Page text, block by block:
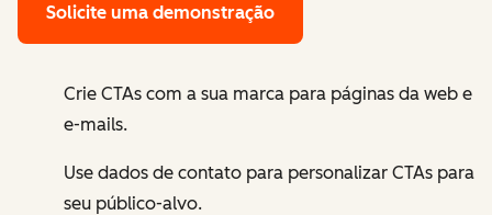
Solicite uma demonstração
Crie CTAs com a sua marca para páginas da web e
e-mails.
Use dados de contato para personalizar CTAs para
seu público-alvo.